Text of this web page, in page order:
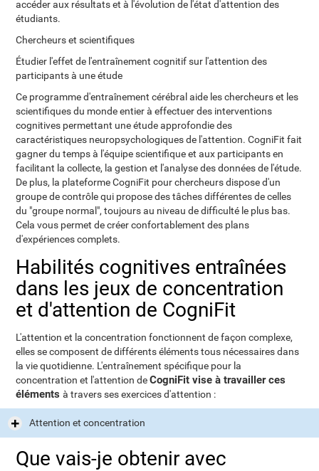
accéder aux résultats et à l'évolution de l'état d'attention des
étudiants.
Chercheurs et scientifiques
Étudier l'effet de l'entraînement cognitif sur l'attention des
participants à une étude
Ce programme d'entraînement cérébral aide les chercheurs et les
scientifiques du monde entier à effectuer des interventions
cognitives permettant une étude approfondie des
caractéristiques neuropsychologiques de l'attention. CogniFit fait
gagner du temps à l'équipe scientifique et aux participants en
facilitant la collecte, la gestion et l'analyse des données de l'étude.
De plus, la plateforme CogniFit pour chercheurs dispose d'un
groupe de contrôle qui propose des tâches différentes de celles
du "groupe normal", toujours au niveau de difficulté le plus bas.
Cela vous permet de créer confortablement des plans
d'expériences complets.
Habilités cognitives entraînées
dans les jeux de concentration
et d'attention de CogniFit
L'attention et la concentration fonctionnent de façon complexe,
elles se composent de différents éléments tous nécessaires dans
la vie quotidienne. L'entraînement spécifique pour la
concentration et l'attention deCogniFit vise à travailler ces
élémentsà travers ses exercices d'attention :
Attention et concentration
Que vais-je obtenir avec